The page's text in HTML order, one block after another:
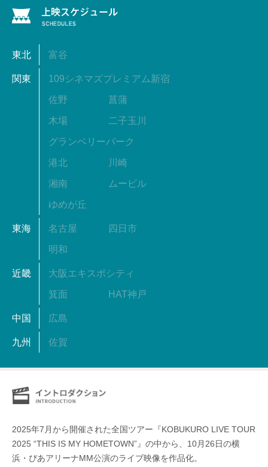
東北 富谷
関東 109シネマズプレミアム新宿
佐野 菖蒲
木場 二子玉川
グランベリーパーク
港北 川崎
湘南 ムービル
ゆめが丘
東海 名古屋 四日市
明和
近畿 大阪エキスポシティ
箕面 HAT神戸
中国 広島
九州 佐賀
2025年7月から開催された全国ツアー『KOBUKURO LIVE TOUR
2025 “THIS IS MY HOMETOWN”』の中から、10月26日の横
浜・ぴあアリーナMM公演のライブ映像を作品化。